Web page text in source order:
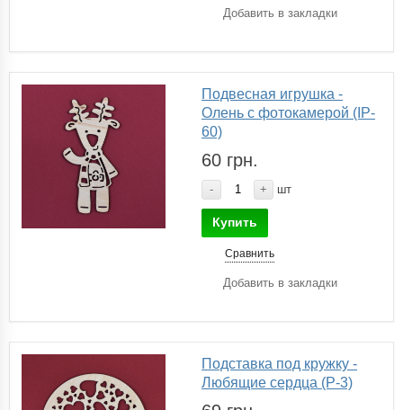
Добавить в закладки
Подвесная игрушка -
Олень с фотокамерой (IP-
60)
60 грн.
- + шт
Купить
Сравнить
Добавить в закладки
Подставка под кружку -
Любящие сердца (P-3)